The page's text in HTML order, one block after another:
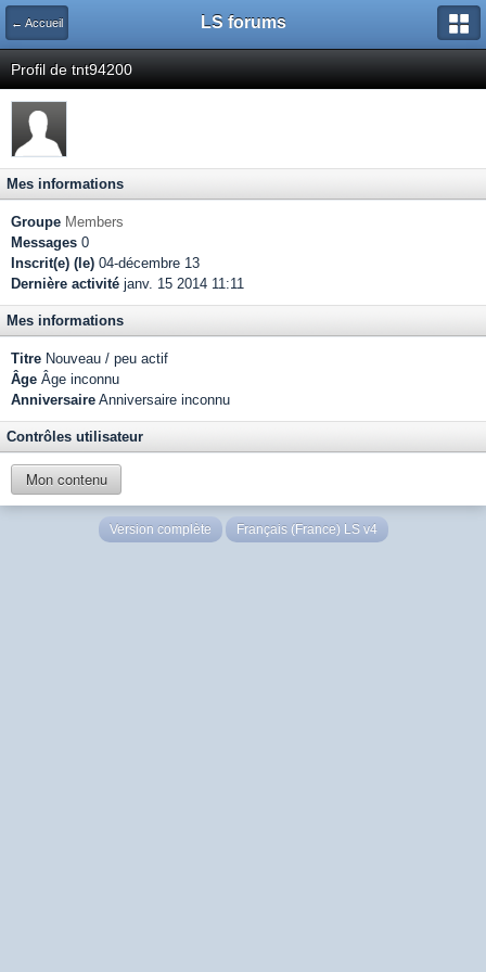
← Accueil LS forums
Profil de tnt94200
Mes informations
Groupe Members
Messages 0
Inscrit(e) (le) 04-décembre 13
Dernière activité janv. 15 2014 11:11
Mes informations
Titre Nouveau / peu actif
Âge Âge inconnu
Anniversaire Anniversaire inconnu
Contrôles utilisateur
Mon contenu
Version complète Français (France) LS v4